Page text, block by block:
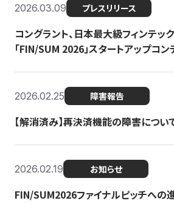
2026.03.09 プレスリリース
コングラント、日本最大級フィンテッ
「FIN/SUM 2026」スタートアップコ
2026.02.25 障害報告
【解消済み】再決済機能の障害につい
2026.02.19 お知らせ
FIN/SUM2026ファイナルピッチへの